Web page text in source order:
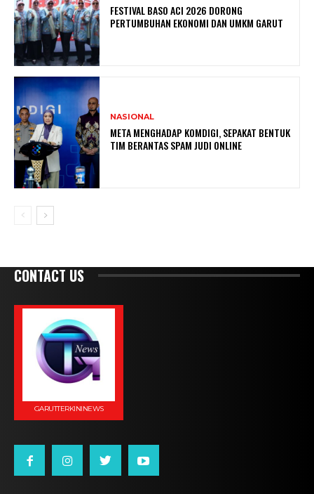
FESTIVAL BASO ACI 2026 DORONG
PERTUMBUHAN EKONOMI DAN UMKM GARUT
NASIONAL
META MENGHADAP KOMDIGI, SEPAKAT BENTUK
TIM BERANTAS SPAM JUDI ONLINE
CONTACT US
GARUTTERKININEWS